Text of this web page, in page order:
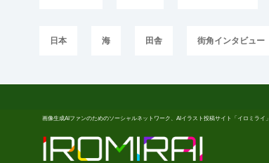
日本 海 田舎 街角インタビュー
画像生成AIファンのためのソーシャルネットワーク、AIイラスト投稿サイト「イロミライ」